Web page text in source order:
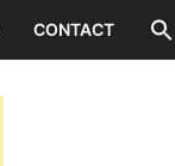
CONTACT